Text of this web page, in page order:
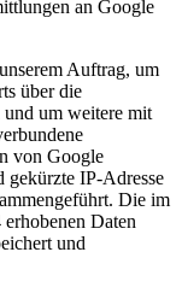
an Google
Auftrag, um
über die
und um weitere mit
von Google
IP-Adresse
Die im
Daten
und